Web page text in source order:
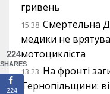
гривень
15:38 Смертельна
медики не
мотоцикліста
13:23 На фронті
Тернопільщини:
224
SHARES
224